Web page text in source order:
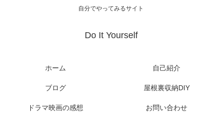
自分でやってみるサイト
Do It Yourself
ホーム 自己紹介
ブログ 屋根裏収納DIY
ドラマ映画の感想 お問い合わせ